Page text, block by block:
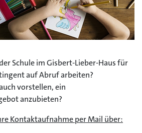
Schule im Gisbert-Lieber-Haus für
auf Abruf arbeiten?
vorstellen, ein
anzubieten?
Kontaktaufnahme per Mail über: